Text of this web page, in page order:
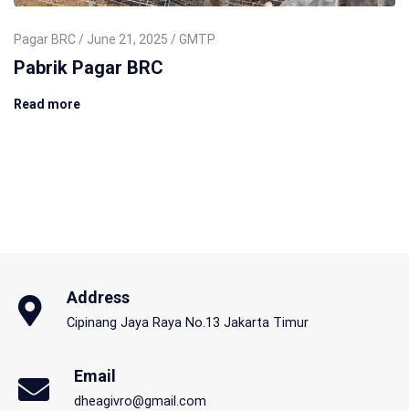
Pagar BRC June 21, 2025 GMTP
Pabrik Pagar BRC
Read more
Address
Cipinang Jaya Raya No.13 Jakarta Timur
Email
dheagivro@gmail.com